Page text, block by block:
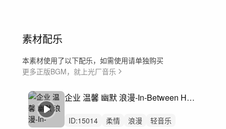
素材配乐
本素材使用了以下配乐，如需使用请单独购买
更多正版BGM，就上光厂音乐
企业 温馨 幽默 浪漫-In-Between Heartbeats
ID:15014 柔情 浪漫
轻音乐